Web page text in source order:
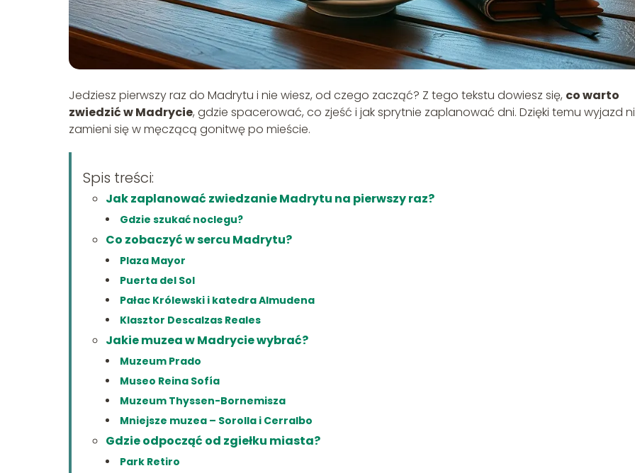
Jedziesz pierwszy raz do Madrytu i nie wiesz, od czego zacząć? Z tego tekstu dowiesz się, co warto
zwiedzić w Madrycie, gdzie spacerować, co zjeść i jak sprytnie zaplanować dni. Dzięki temu wyjazd
zamieni się w męczącą gonitwę po mieście.
Spis treści:
Jak zaplanować zwiedzanie Madrytu na pierwszy raz?
Gdzie szukać noclegu?
Co zobaczyć w sercu Madrytu?
Plaza Mayor
Puerta del Sol
Pałac Królewski i katedra Almudena
Klasztor Descalzas Reales
Jakie muzea w Madrycie wybrać?
Muzeum Prado
Museo Reina Sofía
Muzeum Thyssen-Bornemisza
Mniejsze muzea – Sorolla i Cerralbo
Gdzie odpocząć od zgiełku miasta?
Park Retiro